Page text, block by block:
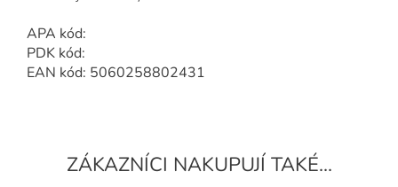
APA kód:
PDK kód:
EAN kód: 5060258802431